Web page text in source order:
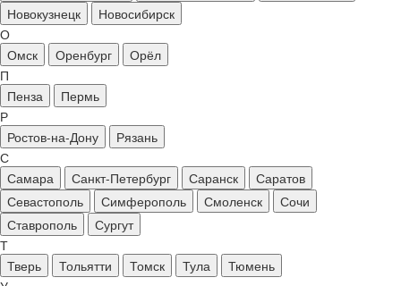
Новокузнецк
Новосибирск
О
Омск
Оренбург
Орёл
П
Пенза
Пермь
Р
Ростов-на-Дону
Рязань
С
Самара
Санкт-Петербург Саранск
Саратов
Севастополь
Симферополь Смоленск
Сочи
Ставрополь
Сургут
Т
Тверь
Тольятти Томск Тула
Тюмень